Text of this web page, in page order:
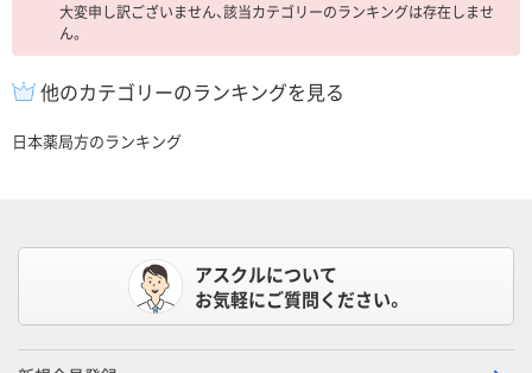
大変申し訳ございません、該当カテゴリーのランキングは存在しませ
ん。
他のカテゴリーのランキングを見る
日本薬局方のランキング
アスクルについて
お気軽にご質問ください。